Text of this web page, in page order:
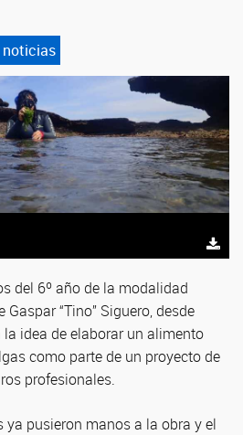
noticias
del 6º año de la modalidad
“Tino” Siguero, desde
idea de elaborar un alimento
como parte de un proyecto de
profesionales.
ya pusieron manos a la obra y el